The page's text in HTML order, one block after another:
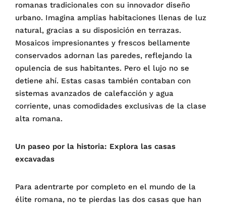
romanas tradicionales con su innovador diseño
urbano. Imagina amplias habitaciones llenas de luz
natural, gracias a su disposición en terrazas.
Mosaicos impresionantes y frescos bellamente
conservados adornan las paredes, reflejando la
opulencia de sus habitantes. Pero el lujo no se
detiene ahí. Estas casas también contaban con
sistemas avanzados de calefacción y agua
corriente, unas comodidades exclusivas de la clase
alta romana.
Un paseo por la historia: Explora las casas
excavadas
Para adentrarte por completo en el mundo de la
élite romana, no te pierdas las dos casas que han